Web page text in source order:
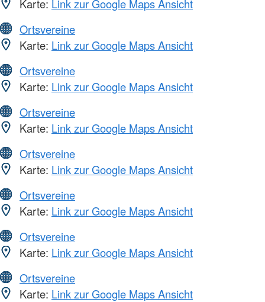
Karte: Link zur Google Maps Ansicht
Ortsvereine
Karte: Link zur Google Maps Ansicht
Ortsvereine
Karte: Link zur Google Maps Ansicht
Ortsvereine
Karte: Link zur Google Maps Ansicht
Ortsvereine
Karte: Link zur Google Maps Ansicht
Ortsvereine
Karte: Link zur Google Maps Ansicht
Ortsvereine
Karte: Link zur Google Maps Ansicht
Ortsvereine
Karte: Link zur Google Maps Ansicht